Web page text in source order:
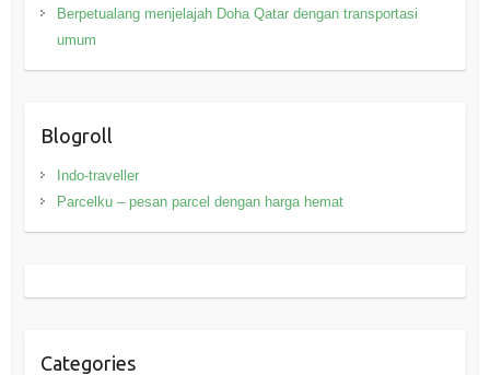
Berpetualang menjelajah Doha Qatar dengan transportasi
umum
Blogroll
Indo-traveller
Parcelku – pesan parcel dengan harga hemat
Categories